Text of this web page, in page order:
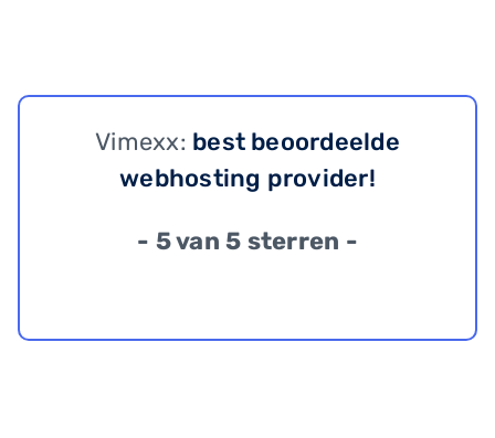
Vimexx: best beoordeelde
webhosting provider!
- 5 van 5 sterren -